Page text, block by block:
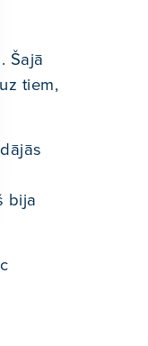
Šajā
tiem,
bija